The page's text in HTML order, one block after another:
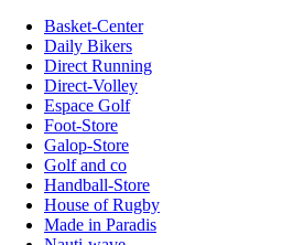
Basket-Center
Daily Bikers
Direct Running
Direct-Volley
Espace Golf
Foot-Store
Galop-Store
Golf and co
Handball-Store
House of Rugby
Made in Paradis